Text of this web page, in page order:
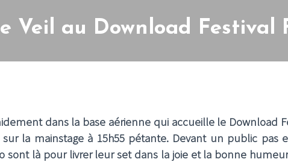
Veil au Download Festival
dans la base aérienne qui accueille le Download
la mainstage à 15h55 pétante. Devant un public pas
sont là pour livrer leur set dans la joie et la bonne